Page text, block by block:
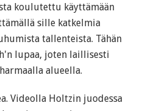
koulutettu käyttämään
sille katkelmia
tallenteista. Tähän
lupaa, joten laillisesti
alueella.
Videolla Holtzin juodessa